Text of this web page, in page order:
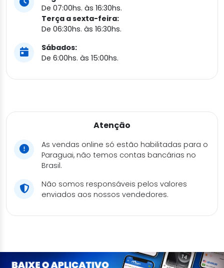
De 07:00hs. às 16:30hs.
Terça a sexta-feira:
De 06:30hs. às 16:30hs.
Sábados:
De 6:00hs. às 15:00hs.
Atenção
As vendas online só estão habilitadas para o
Paraguai, não temos contas bancárias no
Brasil.
Não somos responsáveis pelos valores
enviados aos nossos vendedores.